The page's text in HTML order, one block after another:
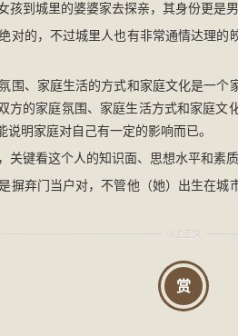
到城里的婆婆家去探亲，其身份更是
对的，不过城里人也有非常通情达理的
围、家庭生活的方式和家庭文化是一个
方的家庭氛围、家庭生活方式和家庭文
说明家庭对自己有一定的影响而已。
键看这个人的知识面、思想水平和素
摒弃门当户对，不管他（她）出生在城
赏